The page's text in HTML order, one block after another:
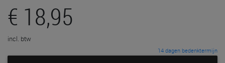
€ 18,95
incl. btw
14 dagen bedenktermijn